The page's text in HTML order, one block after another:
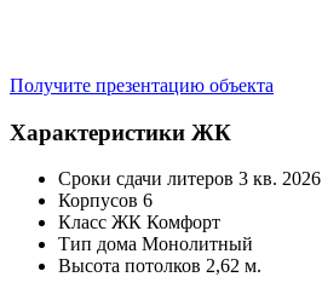
Получите презентацию объекта
Характеристики ЖК
Сроки сдачи литеров 3 кв. 2026
Корпусов 6
Класс ЖК Комфорт
Тип дома Монолитный
Высота потолков 2,62 м.